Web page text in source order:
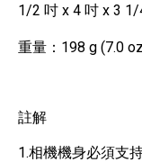
1/2 吋 x 4 吋 x 3 1/
重量：198 g (7.0
註解
1.相機機身必須支